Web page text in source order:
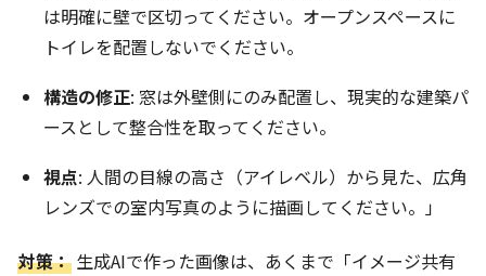
は明確に壁で区切ってください。オープンスペースに
トイレを配置しないでください。
構造の修正: 窓は外壁側にのみ配置し、現実的な建築パ
ースとして整合性を取ってください。
視点: 人間の目線の高さ（アイレベル）から見た、広角
レンズでの室内写真のように描画してください。」
対策： 生成AIで作った画像は、あくまで「イメージ共有